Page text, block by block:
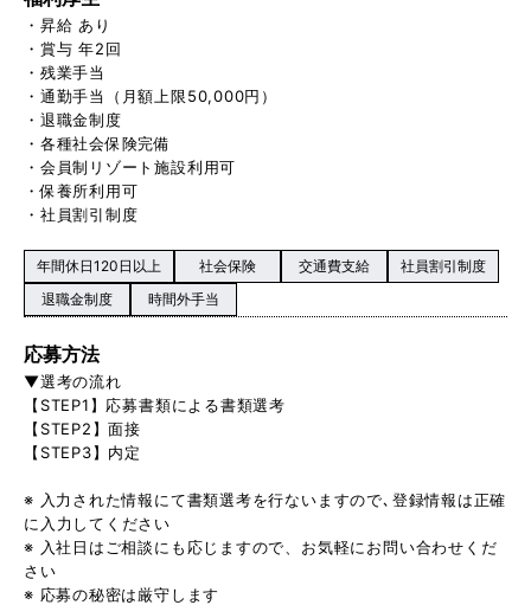
・昇給 あり
・賞与 年2回
・残業手当
・通勤手当（月額上限50,000円）
・退職金制度
・各種社会保険完備
・会員制リゾート施設利用可
・保養所利用可
・社員割引制度
年間休日120日以上 社会保険 交通費支給
社員割引制度
退職金制度
時間外手当
応募方法
▼選考の流れ
【STEP1】応募書類による書類選考
【STEP2】面接
【STEP3】内定
※ 入力された情報にて書類選考を行ないますので､登録情報は正確
に入力してください
※ 入社日はご相談にも応じますので、お気軽にお問い合わせくだ
さい
※ 応募の秘密は厳守します